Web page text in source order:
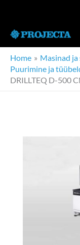
Home Masinad ja
Puurimine ja
DRILLTEQ D-500